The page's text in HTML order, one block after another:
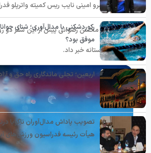
همچنین خسرو امینی نایب ریس کمیته واترپلو
از سوی دیگر محسن رضوانی پیش از این سفر دو
مسابقات دوستانه خبر داد.
رکوردشکنی یا مدال‌آوری؛ شنای
موفق بود؟
اربعین؛ تجلی ماندگاری راه حق و
تصویب پاداش مدال‌آوران ناگویا
هیأت رئیسه فدراسیون ورزش‌های